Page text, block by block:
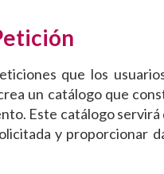
que los
un catálogo que
Este catálogo
y proporcionar